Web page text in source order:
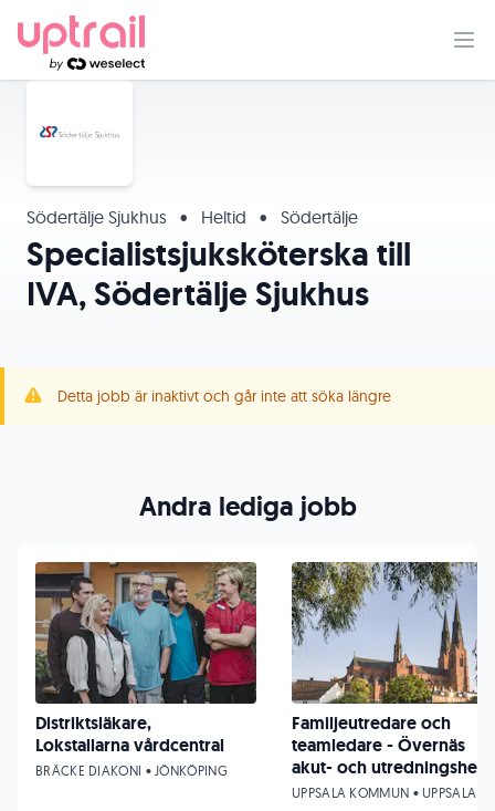
Södertälje Sjukhus • Heltid • Södertälje
Specialistsjuksköterska till
IVA, Södertälje Sjukhus
Detta jobb är inaktivt och går inte att söka längre
Andra lediga jobb
Distriktsläkare,
Lokstallarna vårdcentral
BRÄCKE DIAKONI • JÖNKÖPING
Familjeutredare och
teamledare - Övernäs
akut- och utredningshem
UPPSALA KOMMUN • UPPSALA